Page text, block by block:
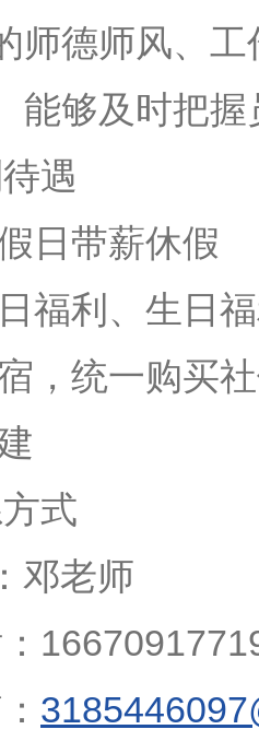
师德师风、
能够及时把
遇
日带薪休假
福利、生日
，统一购买
式
邓老师